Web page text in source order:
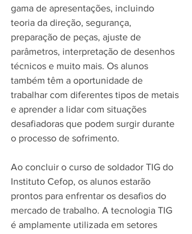
gama de apresentações, incluindo
teoria da direção, segurança,
preparação de peças, ajuste de
parâmetros, interpretação de desenhos
técnicos e muito mais. Os alunos
também têm a oportunidade de
trabalhar com diferentes tipos de metais
e aprender a lidar com situações
desafiadoras que podem surgir durante
o processo de sofrimento.
Ao concluir o curso de soldador TIG do
Instituto Cefop, os alunos estarão
prontos para enfrentar os desafios do
mercado de trabalho. A tecnologia TIG
é amplamente utilizada em setores